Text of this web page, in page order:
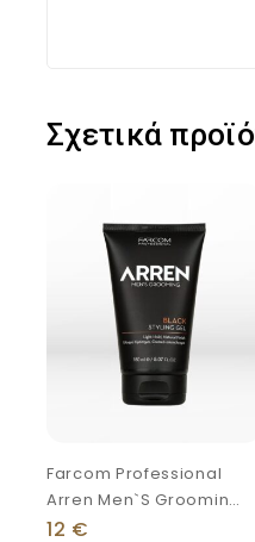
Σχετικά
Farcom Professional
Arren Men`s Grooming
Black Styling Gel 150ml
12 €